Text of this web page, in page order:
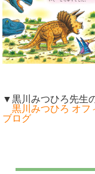
▼黒川みつひろ先生
黒川みつひろ オフ
ブログ